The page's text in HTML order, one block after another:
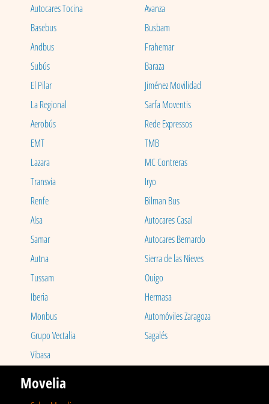
Autocares Tocina
Avanza
Basebus
Busbam
Andbus
Frahemar
Subús
Baraza
El Pilar
Jiménez Movilidad
La Regional
Sarfa Moventis
Aerobús
Rede Expressos
EMT
TMB
Lazara
MC Contreras
Transvia
Iryo
Renfe
Bilman Bus
Alsa
Autocares Casal
Samar
Autocares Bernardo
Autna
Sierra de las Nieves
Tussam
Ouigo
Iberia
Hermasa
Monbus
Automóviles Zaragoza
Grupo Vectalia
Sagalés
Vibasa
Movelia